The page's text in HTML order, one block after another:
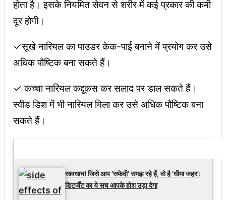
होता है। इसके नियमित सेवन से शरीर में कई प्रकार की कमी
दूर होगी।
✓सूखे नारियल का पाउडर केक-पाई बनाने में प्रयोग कर उसे
अधिक पौष्टिक बना सकते हैं।
✓ कच्चा नारियल कद्दूकस कर सलाद पर डाल सकते हैं।
स्वीड डिश में भी नारियल मिला कर उसे अधिक पौष्टिक बना
सकते हैं।
सावधान! जिसे आप ‘सफेदी’ समझ रहे हैं, वो है ‘धीमा जहर’:
डिटर्जेंट का ये सच आपके होश उड़ा देगा